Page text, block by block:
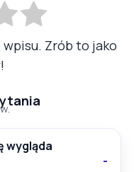
Zrób to jako
wygląda